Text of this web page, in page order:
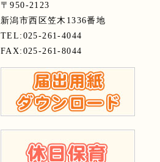
〒950-2123
新潟市西区笠木1336番地
TEL:025-261-4044
FAX:025-261-8044